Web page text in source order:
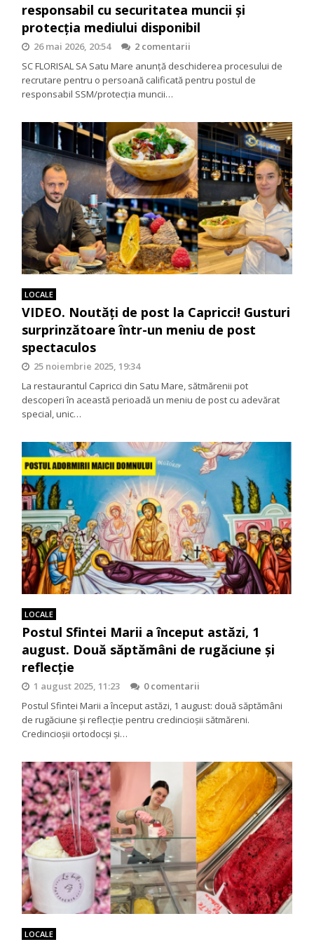
responsabil cu securitatea muncii și
protecția mediului disponibil
26 mai 2026, 20:54
2 comentarii
SC FLORISAL SA Satu Mare anunță deschiderea procesului de
recrutare pentru o persoană calificată pentru postul de
responsabil SSM/protecția muncii…
LOCALE
VIDEO. Noutăți de post la Capricci! Gusturi
surprinzătoare într-un meniu de post
spectaculos
25 noiembrie 2025, 19:34
La restaurantul Capricci din Satu Mare, sătmărenii pot
descoperi în această perioadă un meniu de post cu adevărat
special, unic…
LOCALE
Postul Sfintei Marii a început astăzi, 1
august. Două săptămâni de rugăciune și
reflecție
1 august 2025, 11:23
0 comentarii
Postul Sfintei Marii a început astăzi, 1 august: două săptămâni
de rugăciune și reflecție pentru credincioșii sătmăreni.
Credincioșii ortodocși și…
LOCALE